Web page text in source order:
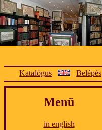
Katalógus Belépés
Menü
in english